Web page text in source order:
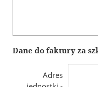
Dane do faktury za
Adres